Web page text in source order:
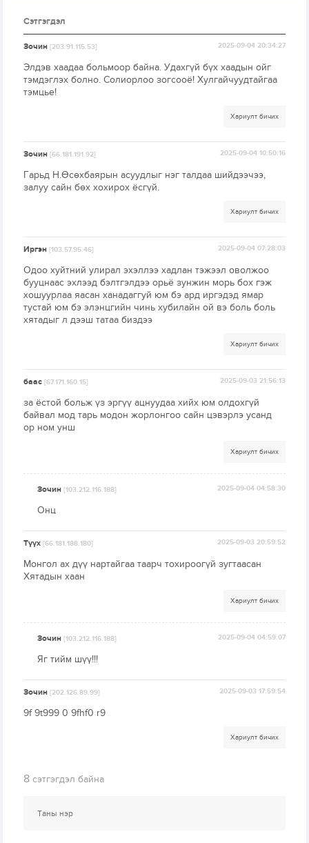
Сэтгэгдэл
Зочин[203.91.115.53] 2025-09-04 20:34:27
Элдэв хаадаа больмоор байна. Удахгүй бүх хаадын ойг
тэмдэглэх болно. Солиорлоо зогсооё! Хулгайчуудтайгаа
тэмцье!
Хариулт бичих
Зочин[66.181.191.92] 2025-09-04 10:50:16
Гарьд Н.Өсөхбаярын асуудлыг нэг талдаа шийдээчээ,
залуу сайн бөх хохирох ёсгүй.
Хариулт бичих
Иргэн[103.57.95.46] 2025-09-04 07:28:03
Одоо хуйтний улирал эхэллээ хадлан тэжээл оволжоо
бууцнаас эхлээд бэлтгэлдээ орьё зунжин морь бох гэж
хошуурлаа яасан ханадаггуй юм бэ ард иргэдэд ямар
тустай юм бэ элэнцгийн чинь хубилайн ой вэ боль боль
хятадыг л дээш татаа биздээ
Хариулт бичих
баас[67.171.160.15] 2025-09-03 21:56:13
за ёстой больж үз эргүү ацнуудаа хийх юм олдохгүй
байвал мод тарь модон жорлонгоо сайн цэвэрлэ усанд
ор ном унш
Хариулт бичих
Зочин[103.212.116.188] 2025-09-04 04:58:30
Онц
Түүх[66.181.188.180] 2025-09-03 20:59:52
Монгол ах дүү нартайгаа таарч тохироогүй зугтаасан
Хятадын хаан
Хариулт бичих
Зочин[103.212.116.188] 2025-09-04 04:59:07
Яг тийм шүү!!!
Зочин[202.126.89.99] 2025-09-03 17:59:54
9f 9t999 0 9fhf0 r9
Хариулт бичих
8 сэтгэгдэл байна